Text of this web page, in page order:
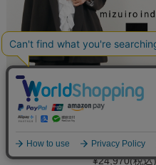
mizuiro ind ミズイロインド テー
ラードシャツジャケット レディ
¥24,970(税込)